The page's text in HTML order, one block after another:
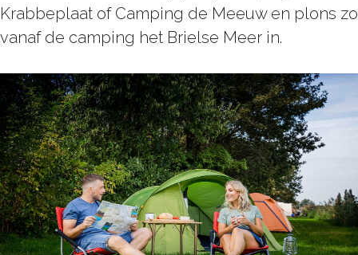
Krabbeplaat of Camping de Meeuw en plons zo
vanaf de camping het Brielse Meer in.